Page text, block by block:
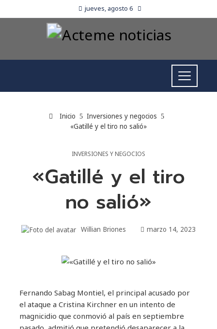
jueves, agosto 6
Inicio
Inversiones y negocios
«Gatillé y el tiro no salió»
INVERSIONES Y NEGOCIOS
«Gatillé y el tiro
no salió»
Willian Briones marzo 14, 2023
Fernando Sabag Montiel, el principal acusado por
el ataque a Cristina Kirchner en un intento de
magnicidio que conmovió al país en septiembre